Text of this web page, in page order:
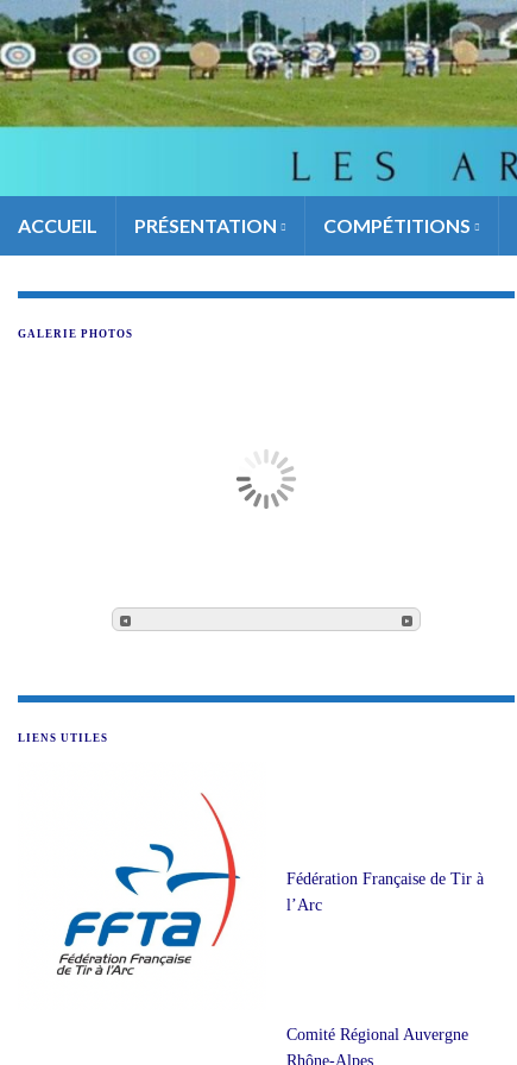
ACCUEIL PRÉSENTATION COMPÉTITIONS
GALERIE PHOTOS
LIENS UTILES
Fédération Française de Tir à
l’Arc
Comité Régional Auvergne
Rhône-Alpes